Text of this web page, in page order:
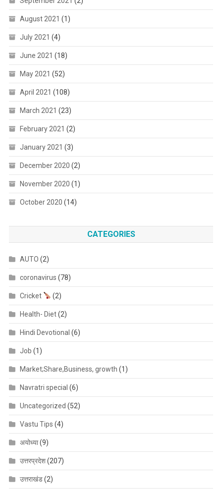
August 2021 (1)
July 2021 (4)
June 2021 (18)
May 2021 (52)
April 2021 (108)
March 2021 (23)
February 2021 (2)
January 2021 (3)
December 2020 (2)
November 2020 (1)
October 2020 (14)
CATEGORIES
AUTO (2)
coronavirus (78)
Cricket (2)
Health- Diet(2)
Hindi Devotional (6)
Job (1)
Market;Share,Business, growth (1)
Navratri special (6)
Uncategorized (52)
Vastu Tips (4)
अयोध्या(9)
उत्तरप्रदेश(207)
उत्तराखंड(2)